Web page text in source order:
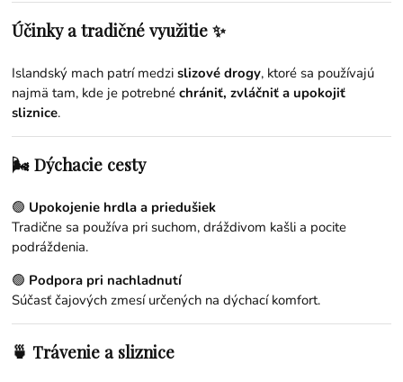
Účinky a tradičné využitie ✨
Islandský mach patrí medzislizové drogy, ktoré sa používajú
najmä tam, kde je potrebnéchrániť, zvláčniť a upokojiť
sliznice.
🌬️ Dýchacie cesty
🟢 Upokojenie hrdla a priedušiek
Tradične sa používa pri suchom, dráždivom kašli a pocite
podráždenia.
🟢 Podpora pri nachladnutí
Súčasť čajových zmesí určených na dýchací komfort.
🍵 Trávenie a sliznice